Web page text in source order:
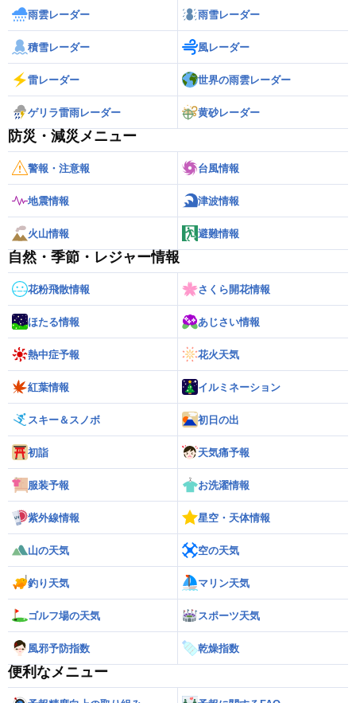
雨雲レーダー 雨雪レーダー
積雪レーダー 風レーダー
雷レーダー 世界の雨雲レーダー
ゲリラ雷雨レーダー 黄砂レーダー
防災・減災メニュー
警報・注意報 台風情報
地震情報 津波情報
火山情報 避難情報
自然・季節・レジャー情報
花粉飛散情報 さくら開花情報
ほたる情報 あじさい情報
熱中症予報 花火天気
紅葉情報 イルミネーション
スキー＆スノボ 初日の出
初詣 天気痛予報
服装予報 お洗濯情報
紫外線情報 星空・天体情報
山の天気 空の天気
釣り天気 マリン天気
ゴルフ場の天気 スポーツ天気
風邪予防指数 乾燥指数
便利なメニュー